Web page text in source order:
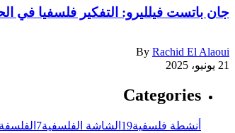
جان باتست فيلليرو: التفكير فلسفيا في
By Rachid El Alaoui
21 يونيو، 2025
Categories
أنشطة فلسفية19 الشاشة الفلسفية7